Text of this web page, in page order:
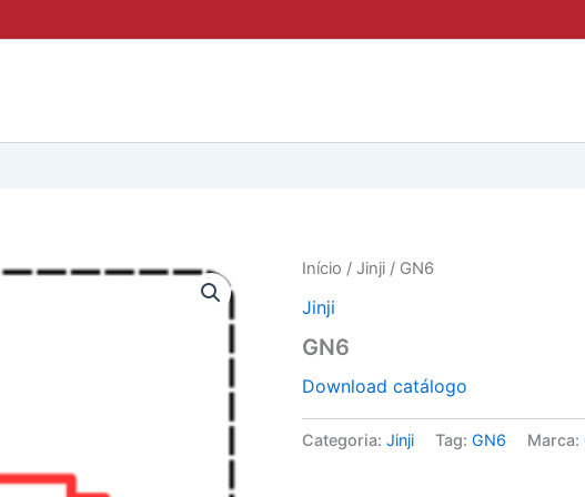
Início / Jinji / GN6
Jinji
GN6
Download catálogo
Categoria: Jinji Tag: GN6 Marca: